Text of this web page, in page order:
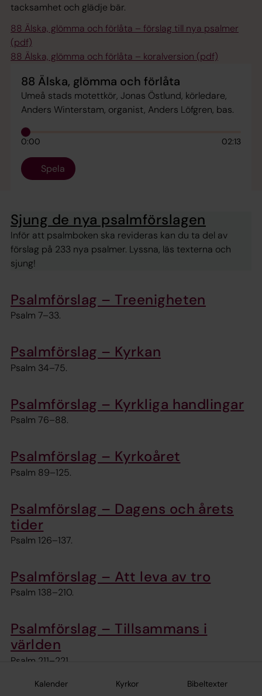
Kalender Kyrkor Bibeltexter
tacksamhet och glädje bär.
88 Älska, glömma och förlåta – förslag till nya psalmer
(pdf)
88 Älska, glömma och förlåta – koralversion (pdf)
88 Älska, glömma och förlåta
Umeå stads motettkör, Jonas Östlund, körledare,
Anders Winterstam, organist, Anders Löfgren, bas.
0:00 02:13
Spela
Sjung de nya psalmförslagen
Inför att psalmboken ska revideras kan du ta del av
förslag på 233 nya psalmer. Lyssna, läs texterna och
sjung!
Psalmförslag – Treenigheten
Psalm 7–33.
Psalmförslag – Kyrkan
Psalm 34–75.
Psalmförslag – Kyrkliga handlingar
Psalm 76–88.
Psalmförslag – Kyrkoåret
Psalm 89–125.
Psalmförslag – Dagens och årets
tider
Psalm 126–137.
Psalmförslag – Att leva av tro
Psalm 138–210.
Psalmförslag – Tillsammans i
världen
Psalm 211–221.